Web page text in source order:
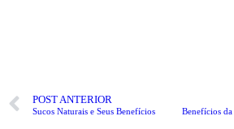
POST ANTERIOR
Sucos Naturais e Seus Benefícios